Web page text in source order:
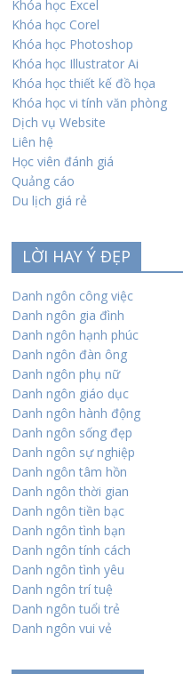
Khóa học Excel
Khóa học Corel
Khóa học Photoshop
Khóa học Illustrator Ai
Khóa học thiết kế đồ họa
Khóa học vi tính văn phòng
Dịch vụ Website
Liên hệ
Học viên đánh giá
Quảng cáo
Du lịch giá rẻ
LỜI HAY Ý ĐẸP
Danh ngôn công việc
Danh ngôn gia đình
Danh ngôn hạnh phúc
Danh ngôn đàn ông
Danh ngôn phụ nữ
Danh ngôn giáo dục
Danh ngôn hành động
Danh ngôn sống đẹp
Danh ngôn sự nghiệp
Danh ngôn tâm hồn
Danh ngôn thời gian
Danh ngôn tiền bạc
Danh ngôn tình bạn
Danh ngôn tính cách
Danh ngôn tình yêu
Danh ngôn trí tuệ
Danh ngôn tuổi trẻ
Danh ngôn vui vẻ